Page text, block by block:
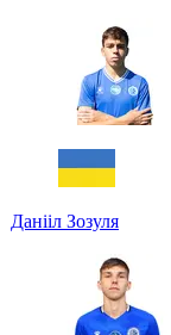
Данііл Зозуля